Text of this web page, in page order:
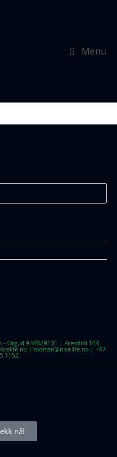
Menu
- Org.id 934829131 | Prestlidi 104,
| morten@nicelife.no | +47
1152
nå!